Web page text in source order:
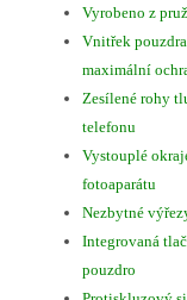
Vyrobeno z
Vnitřek
maximální
Zesílené rohy
telefonu
Vystouplé
fotoaparátu
Nezbytné
Integrovaná
pouzdro